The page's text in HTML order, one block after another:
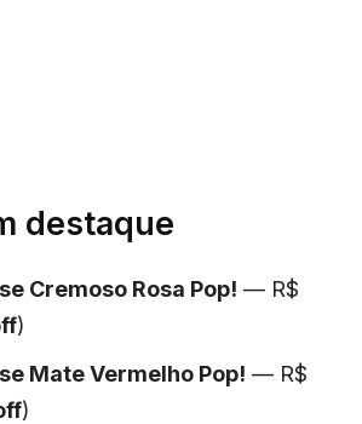
destaque
Cremoso Rosa Pop! — R$
)
Mate Vermelho Pop! — R$
)